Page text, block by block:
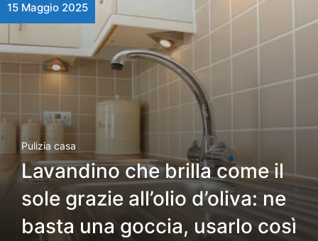
15 Maggio 2025
Pulizia casa
Lavandino che brilla come il
sole grazie all’olio d’oliva: ne
basta una goccia, usarlo così